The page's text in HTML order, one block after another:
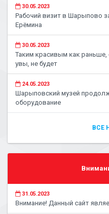
30.05.2023
Рабочий визит в Шарыпово
Ерёмина
30.05.2023
Таким красивым как
увы, не будет
24.05.2023
Шарыповский музей
оборудование
ВСЕ
31.05.2023
Внимание! Данный сайт